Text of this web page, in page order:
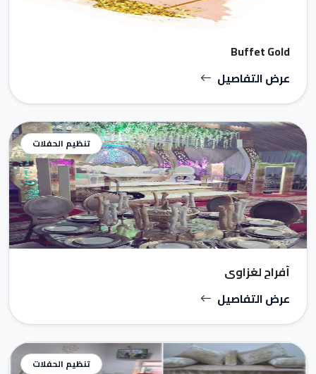
Buffet Gold
عرض التفاصيل
تنظيم الحفلات
أفراح لغزاوي
عرض التفاصيل
تنظيم الحفلات